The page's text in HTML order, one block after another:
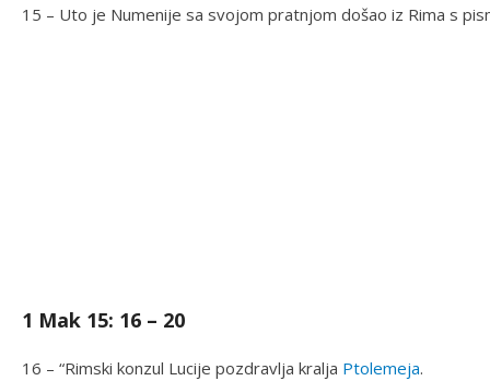
15 – Uto je Numenije sa svojom pratnjom došao iz Rima s
1 Mak 15: 16 – 20
16 – “Rimski konzul Lucije pozdravlja kralja Ptolemeja.